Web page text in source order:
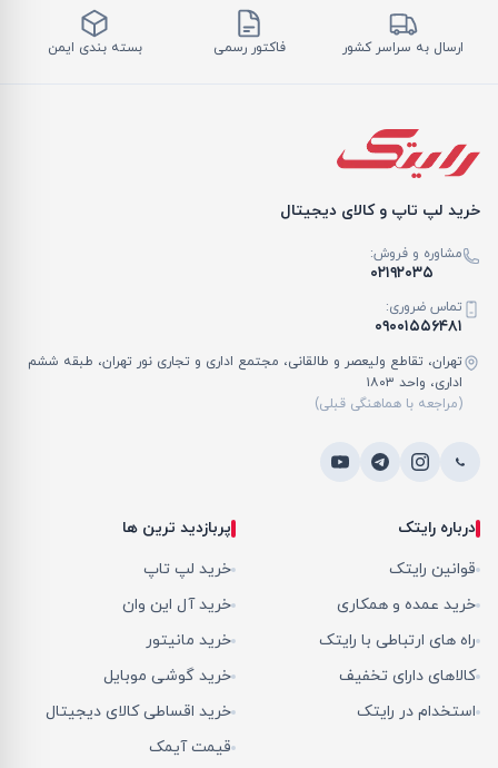
ارسال به سراسر کشور فاکتور رسمی بسته بندی ایمن
خرید لپ تاپ و کالای دیجیتال
مشاوره و فروش:
۰۲۱۹۲۰۳۵
تماس ضروری:
۰۹۰۰۱۵۵۶۴۸۱
تهران، تقاطع ولیعصر و طالقانی، مجتمع اداری و تجاری نور تهران، طبقه ششم
اداری، واحد ۱۸۰۳
(مراجعه با هماهنگی قبلی)
درباره رایتک
قوانین رایتک
خرید عمده و همکاری
راه های ارتباطی با رایتک
کالاهای دارای تخفیف
استخدام در رایتک
پربازدید ترین ها
خرید لپ تاپ
خرید آل این وان
خرید مانیتور
خرید گوشی موبایل
خرید اقساطی کالای دیجیتال
قیمت آیمک